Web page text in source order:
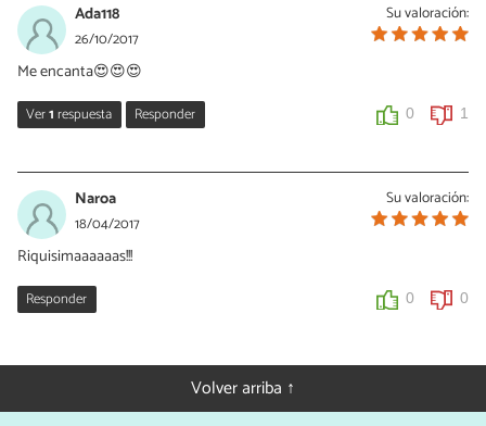
Su valoración:
Ada118
26/10/2017
Me encanta😍😍😍
Ver1respuesta Responder 0 1
26/10/2017
¡Muchas gracias, Ada!
Su valoración:
Naroa
18/04/2017
Riquisimaaaaaas!!!
Responder 0 0
Volver arriba ↑